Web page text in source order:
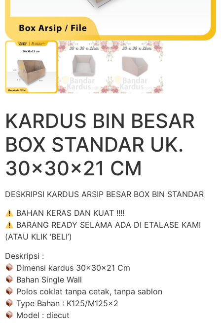
KARDUS BIN BESAR
BOX STANDAR UK.
30x30x21 CM
DESKRIPSI KARDUS ARSIP BESAR BOX BIN STANDAR
BAHAN KERAS DAN KUAT !!!!
BARANG READY SELAMA ADA DI ETALASE KAMI
(ATAU KLIK ‘BELI’)
Deskripsi :
Dimensi kardus 30x30x21 Cm
Bahan Single Wall
Polos coklat tanpa cetak, tanpa sablon
Type Bahan : K125/M125x2
Model : diecut